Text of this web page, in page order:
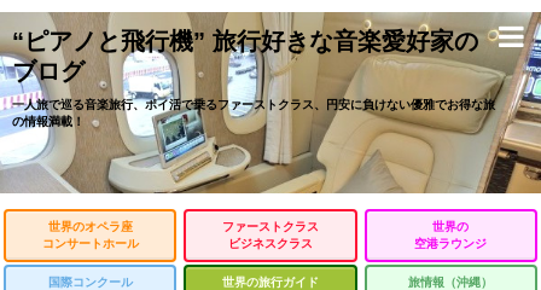
“ピアノと飛行機” 旅行好きな音楽愛好家の
ブログ
一人旅で巡る音楽旅行、ポイ活で乗るファーストクラス、円安に負けない優雅でお得な旅
の情報満載！
世界のオペラ座
コンサートホール
ファーストクラス
ビジネスクラス
世界の
空港ラウンジ
国際コンクール
世界の旅行ガイド
旅情報（沖縄）